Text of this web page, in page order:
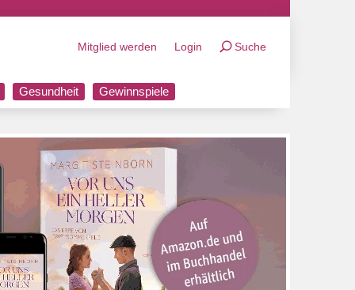
Mitglied werden Login Suche
Gesundheit Gewinnspiele